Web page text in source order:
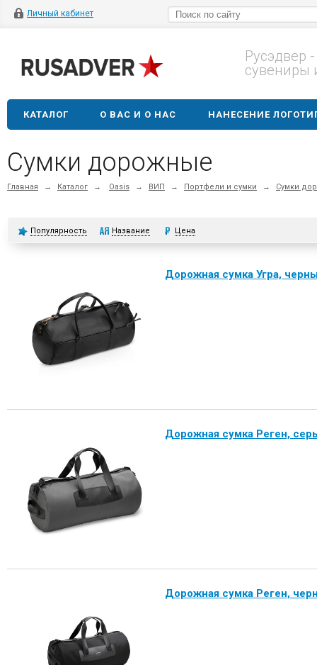
Личный кабинет
Русэдвер
сувениры
КАТАЛОГ О ВАС И О НАС НАНЕСЕНИЕ
Сумки дорожные
Главная → Каталог → Oasis → ВИП → Портфели и сумки → Сумки
Популярность Название Цена
Дорожная сумка Угра,
Дорожная сумка Реген,
Дорожная сумка Реген,